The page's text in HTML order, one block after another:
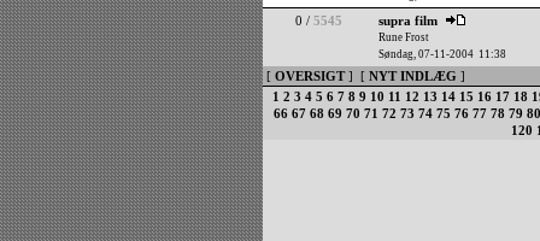
0 / 5545 supra film
Rune Frost
Søndag, 07-11-2004 11:38
[ OVERSIGT] [ NYT INDLÆG ]
1 2 3 4 5 6 7 8 9 10 11 12 13 14 15 16 17 18
66 67 68 69 70 71 72 73 74 75 76 77 78 79 80
120